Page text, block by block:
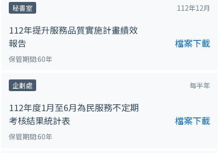
秘書室 112年12月
112年提升服務品質實施計畫績效
報告
保管期間:60年
檔案下載
企劃處 每半年
112年度1月至6月為民服務不定期
考核結果統計表
保管期間:60年
檔案下載